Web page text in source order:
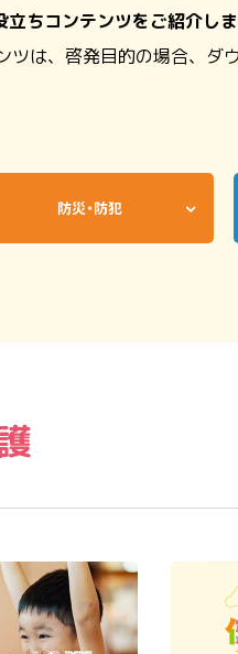
立ちコンテンツをご紹介しま
は、啓発目的の場合、ダ
防災・防犯